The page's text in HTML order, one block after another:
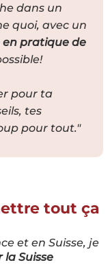
dans un
quoi, avec un
en pratique de
pour ta
tes
pour tout."
tout ça
et en Suisse, je
la Suisse